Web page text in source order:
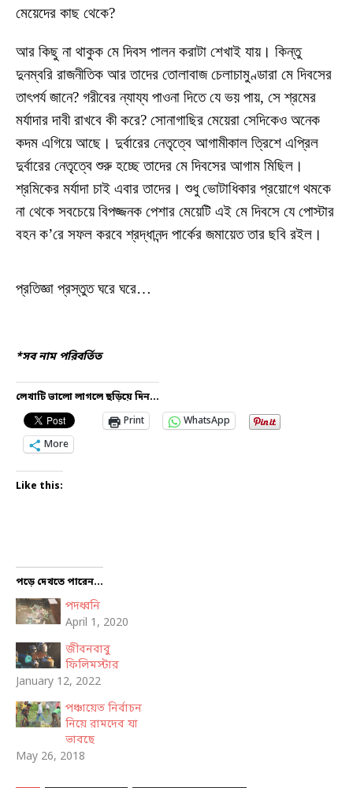
মেয়েদের কাছ থেকে?
আর কিছু না থাকুক মে দিবস পালন করাটা শেখাই যায়। কিন্তু
দুনম্বরি রাজনীতিক আর তাদের তোলাবাজ চেলাচামুণ্ডারা মে দিবসের
তাৎপর্য জানে? গরীবের ন্যায্য পাওনা দিতে যে ভয় পায়, সে শ্রমের
মর্যাদার দাবী রাখবে কী করে? সোনাগাছির মেয়েরা সেদিকেও অনেক
কদম এগিয়ে আছে। দুর্বারের নেতৃত্বে আগামীকাল ত্রিশে এপ্রিল
দুর্বারের নেতৃত্বে শুরু হচ্ছে তাদের মে দিবসের আগাম মিছিল।
শ্রমিকের মর্যাদা চাই এবার তাদের। শুধু ভোটাধিকার প্রয়োগে থমকে
না থেকে সবচেয়ে বিপজ্জনক পেশার মেয়েটি এই মে দিবসে যে পোস্টার
বহন ক’রে সফল করবে শ্রদ্ধানন্দ পার্কের জমায়েত তার ছবি রইল।
প্রতিজ্ঞা প্রস্তুত ঘরে ঘরে…
*সব নাম পরিবর্তিত
লেখাটি ভালো লাগলে ছড়িয়ে দিন...
Print
WhatsApp
More
Like this:
পড়ে দেখতে পারেন...
পদধ্বনি
April 1, 2020
জীবনবাবু
ফিলিমস্টার
January 12, 2022
পঞ্চায়েত নির্বাচন
নিয়ে রামদেব যা
ভাবছে
May 26, 2018